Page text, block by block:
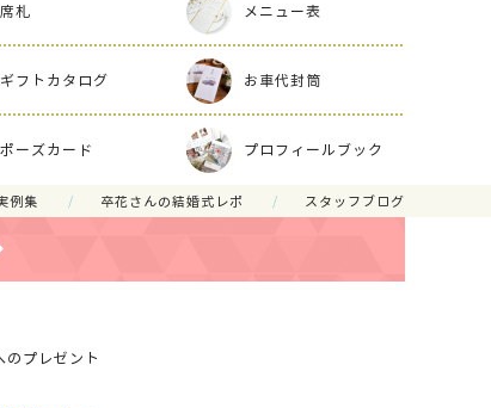
席札 メニュー表
ギフトカタログ お車代封筒
ポーズカード プロフィールブック
例集 卒花さんの結婚式レポ スタッフブログ
プレゼント